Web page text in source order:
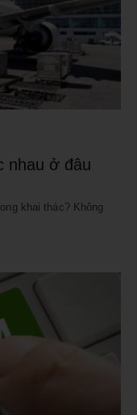
nhau ở đâu
khai thác? Không